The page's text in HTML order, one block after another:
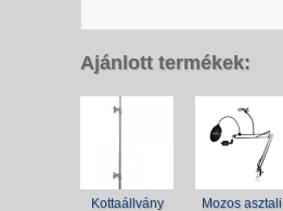
Ajánlott termékek:
Kottaállvány
Mozos asztali